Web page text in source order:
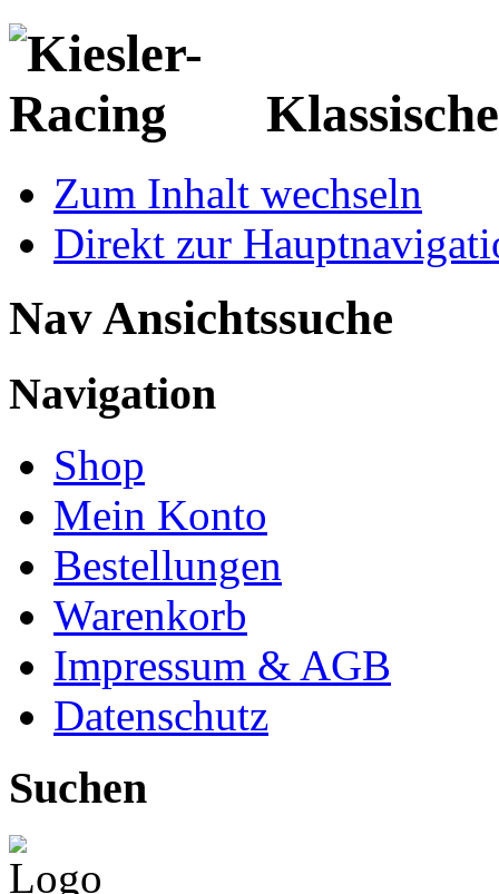
Zum Inhalt wechseln
Direkt zur
Nav Ansichtssuche
Navigation
Shop
Mein Konto
Bestellungen
Warenkorb
Impressum & AGB
Datenschutz
Suchen